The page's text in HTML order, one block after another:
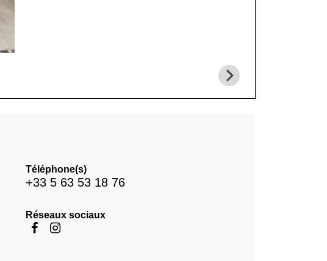
Téléphone(s)
+33 5 63 53 18 76
Réseaux sociaux